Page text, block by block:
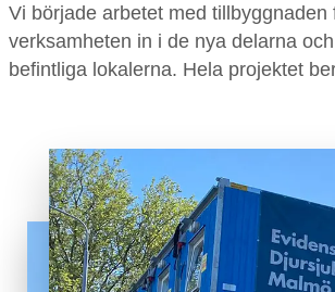
Vi började arbetet med
verksamheten in i de nya delarna
befintliga lokalerna. Hela projektet